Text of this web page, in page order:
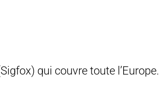
qui couvre toute l’Europe.